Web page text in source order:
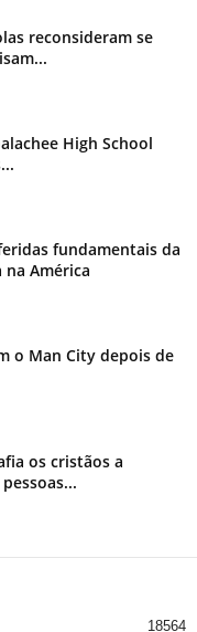
reconsideram se
High School
fundamentais da
na América
o Man City depois de
os cristãos a
18564